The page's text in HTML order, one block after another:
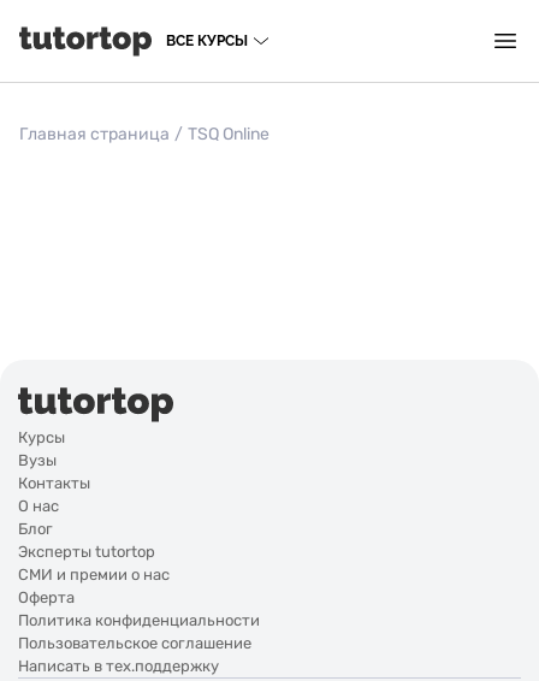
ВСЕ КУРСЫ
Главная страница / TSQ Online
Курсы
Вузы
Контакты
О нас
Блог
Эксперты tutortop
СМИ и премии о нас
Оферта
Политика конфиденциальности
Пользовательское соглашение
Написать в тех.поддержку